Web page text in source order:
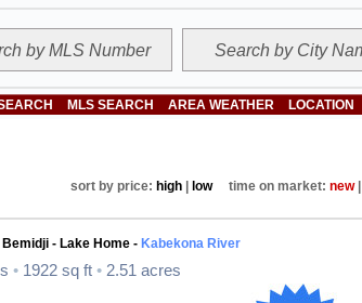
MLS SEARCH AREA WEATHER LOCATION
sort by price: high lowtime on market: new|
Bemidji - Lake Home - Kabekona River
• 1922 sq ft • 2.51 acres